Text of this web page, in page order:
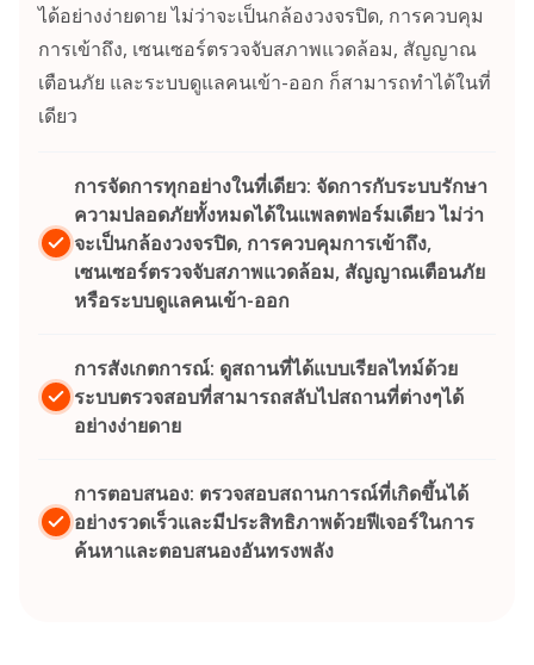
ได้อย่างง่ายดาย ไม่ว่าจะเป็นกล้องวงจรปิด, การควบคุม
การเข้าถึง, เซนเซอร์ตรวจจับสภาพแวดล้อม, สัญญาณ
เตือนภัย และระบบดูแลคนเข้า-ออก ก็สามารถทำได้ในที่
เดียว
การจัดการทุกอย่างในที่เดียว: จัดการกับระบบรักษา
ความปลอดภัยทั้งหมดได้ในแพลตฟอร์มเดียว ไม่ว่า
จะเป็นกล้องวงจรปิด, การควบคุมการเข้าถึง,
เซนเซอร์ตรวจจับสภาพแวดล้อม, สัญญาณเตือนภัย
หรือระบบดูแลคนเข้า-ออก
การสังเกตการณ์: ดูสถานที่ได้แบบเรียลไทม์ด้วย
ระบบตรวจสอบที่สามารถสลับไปสถานที่ต่างๆได้
อย่างง่ายดาย
การตอบสนอง: ตรวจสอบสถานการณ์ที่เกิดขึ้นได้
อย่างรวดเร็วและมีประสิทธิภาพด้วยฟีเจอร์ในการ
ค้นหาและตอบสนองอันทรงพลัง